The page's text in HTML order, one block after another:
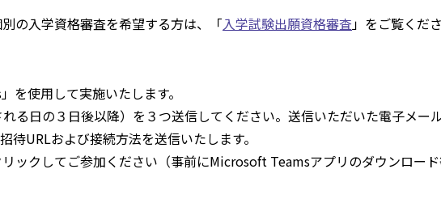
の入学資格審査を希望する方は、「入学試験出願資格審査」をご覧くださ
を使用して実施いたします。
る日の３日後以降）を３つ送信してください。送信いただいた電子メー
URLおよび接続方法を送信いたします。
ックしてご参加ください（事前にMicrosoft Teamsアプリのダウンロー